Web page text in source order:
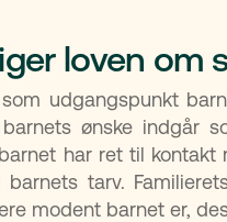
loven om
udgangspunkt
ønske indgår
har ret til
tarv.
modent barnet er,